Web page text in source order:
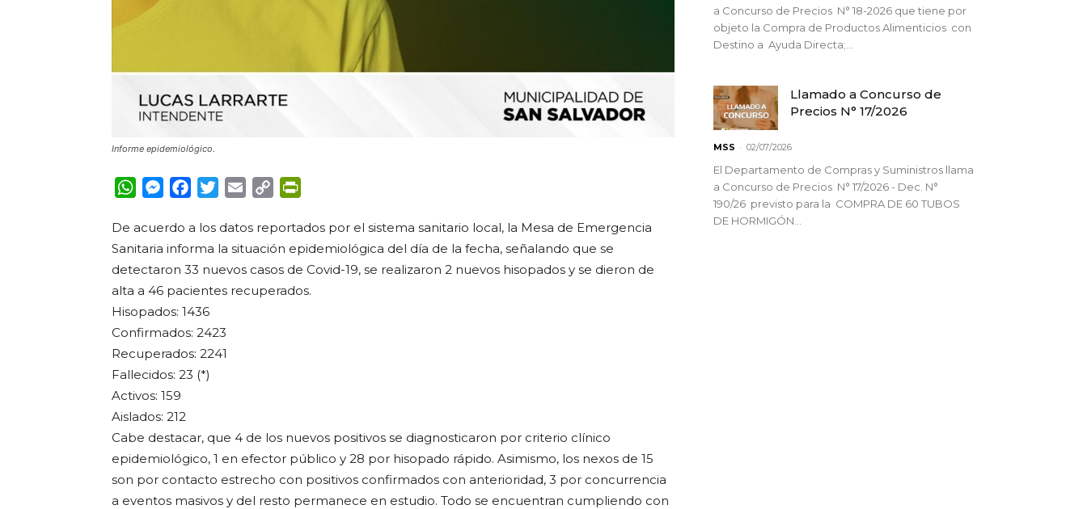
Informe epidemiológico.
WhatsApp
Messenger
FacebookTwitterEmail Copy
De acuerdo a los datos reportados por el sistema sanitario local, la Mesa de Emergencia
Sanitaria informa la situación epidemiológica del día de la fecha, señalando que se
detectaron 33 nuevos casos de Covid-19, se realizaron 2 nuevos hisopados y se dieron de
alta a 46 pacientes recuperados.
Hisopados: 1436
Confirmados: 2423
Recuperados: 2241
Fallecidos: 23 (*)
Activos: 159
Aislados: 212
Cabe destacar, que 4 de los nuevos positivos se diagnosticaron por criterio clínico
epidemiológico, 1 en efector público y 28 por hisopado rápido. Asimismo, los nexos de 15
son por contacto estrecho con positivos confirmados con anterioridad, 3 por concurrencia
a eventos masivos y del resto permanece en estudio. Todo se encuentran cumpliendo con
a Concurso de Precios N° 18-2026 que tiene por
objeto la Compra de Productos Alimenticios con
Destino a Ayuda Directa;...
Llamado a Concurso de
Precios N° 17/2026
MSS - 02/07/2026
El Departamento de Compras y Suministros llama
a Concurso de Precios N° 17/2026 - Dec. N°
190/26 previsto para la COMPRA DE 60 TUBOS
DE HORMIGÓN...